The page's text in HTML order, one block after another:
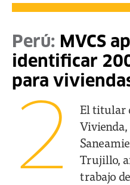
Perú: MVCS
identificar
para
2
El titular
Trujillo,
trabajo